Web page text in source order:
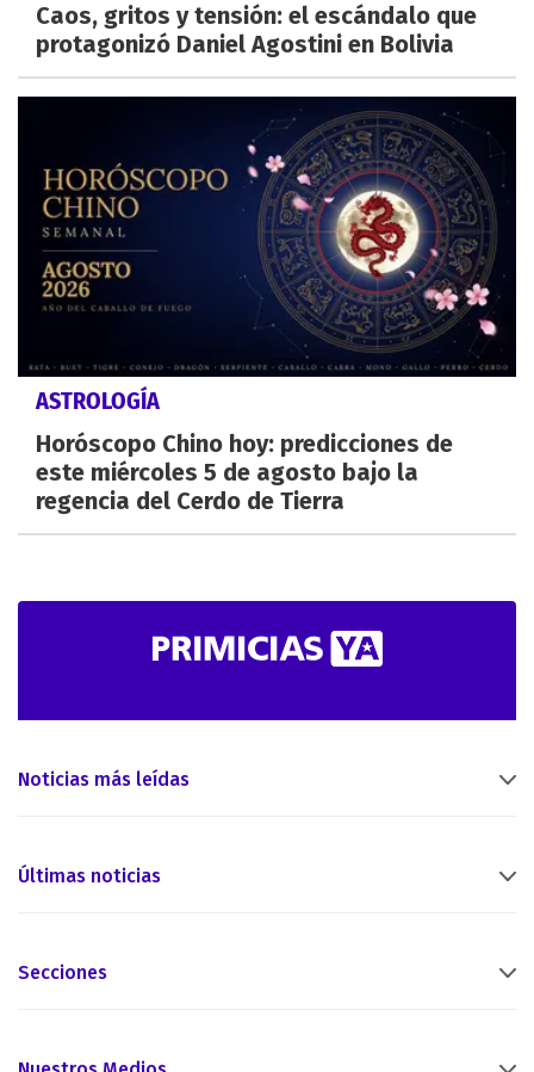
Caos, gritos y tensión: el escándalo que
protagonizó Daniel Agostini en Bolivia
ASTROLOGÍA
Horóscopo Chino hoy: predicciones de
este miércoles 5 de agosto bajo la
regencia del Cerdo de Tierra
Noticias más leídas
Últimas noticias
Secciones